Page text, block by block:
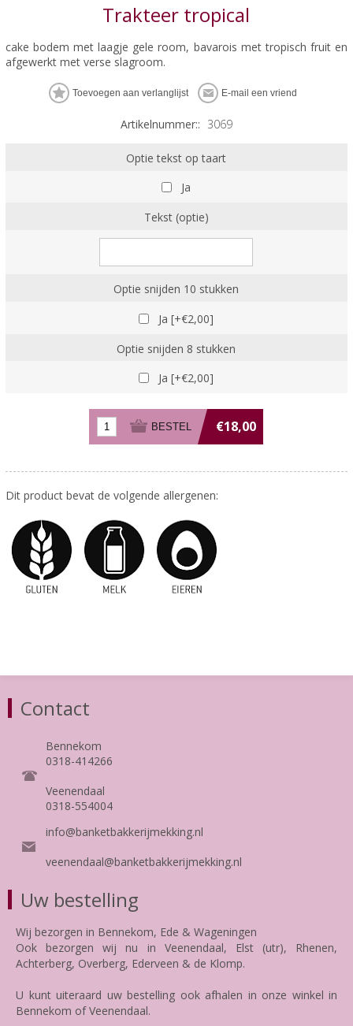
Trakteer tropical
cake bodem met laagje gele room, bavarois met tropisch fruit en
afgewerkt met verse slagroom.
Artikelnummer:: 3069
Optie tekst op taart
Ja
Tekst (optie)
Optie snijden 10 stukken
Ja [+€2,00]
Optie snijden 8 stukken
Ja [+€2,00]
€18,00
Dit product bevat de volgende allergenen:
Contact
Bennekom
0318-414266
Veenendaal
0318-554004
info@banketbakkerijmekking.nl
veenendaal@banketbakkerijmekking.nl
Uw bestelling
Wij bezorgen in Bennekom, Ede & Wageningen
Ook bezorgen wij nu in Veenendaal, Elst (utr), Rhenen,
Achterberg, Overberg, Ederveen & de Klomp.
U kunt uiteraard uw bestelling ook afhalen in onze winkel in
Bennekom of Veenendaal.